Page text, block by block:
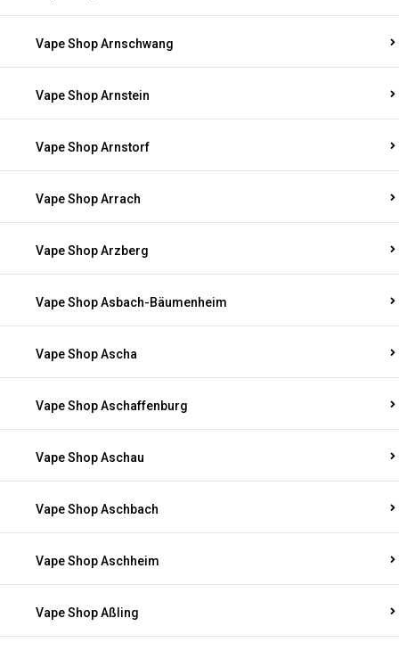
Vape Shop Arnschwang
Vape Shop Arnstein
Vape Shop Arnstorf
Vape Shop Arrach
Vape Shop Arzberg
Vape Shop Asbach-Bäumenheim
Vape Shop Ascha
Vape Shop Aschaffenburg
Vape Shop Aschau
Vape Shop Aschbach
Vape Shop Aschheim
Vape Shop Aßling